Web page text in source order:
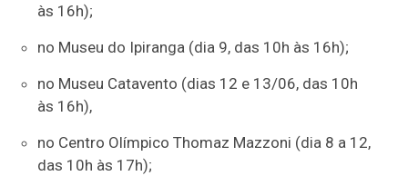
às 16h);
no Museu do Ipiranga (dia 9, das 10h às 16h);
no Museu Catavento (dias 12 e 13/06, das 10h
às 16h),
no Centro Olímpico Thomaz Mazzoni (dia 8 a 12,
das 10h às 17h);